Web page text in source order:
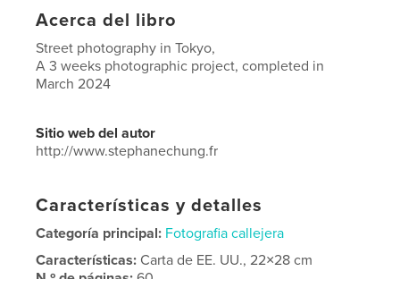
Acerca del libro
Street photography in Tokyo,
A 3 weeks photographic project, completed in
March 2024
Sitio web del autor
http://www.stephanechung.fr
Características y detalles
Categoría principal: Fotografia callejera
Características:Carta de EE. UU., 22×28 cm
N.º de páginas:60